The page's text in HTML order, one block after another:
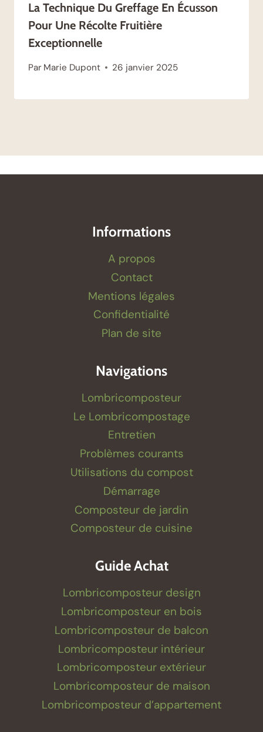
La Technique Du Greffage En Écusson
Pour Une Récolte Fruitière
Exceptionnelle
Par Marie Dupont 26 janvier 2025
Informations
A propos
Contact
Mentions légales
Confidentialité
Plan de site
Navigations
Lombricomposteur
Le Lombricompostage
Entretien
Problèmes courants
Utilisations du compost
Démarrage
Composteur de jardin
Composteur de cuisine
Guide Achat
Lombricomposteur design
Lombricomposteur en bois
Lombricomposteur de balcon
Lombricomposteur intérieur
Lombricomposteur extérieur
Lombricomposteur de maison
Lombricomposteur d’appartement